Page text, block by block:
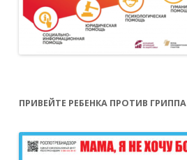
ПРИВЕЙТЕ РЕБЕНКА ПРОТИВ ГРИППА